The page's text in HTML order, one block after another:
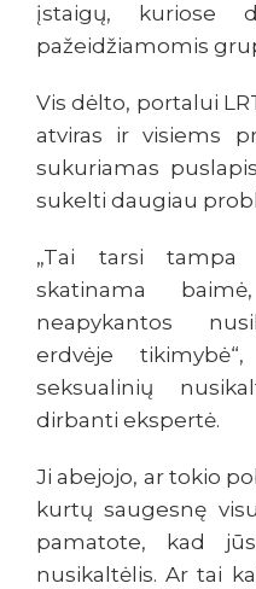
įstaigų, kuriose
pažeidžiamomis
Vis dėlto, portalui
atviras ir visiems
sukuriamas
sukelti daugiau
„Tai tarsi tampa
skatinama
neapykantos
erdvėje
seksualinių
dirbanti ekspertė.
Ji abejojo, ar tokio
kurtų saugesnę
pamatote, kad
nusikaltėlis. Ar tai